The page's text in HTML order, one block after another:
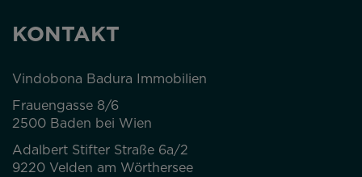
KONTAKT
Vindobona Badura Immobilien
Frauengasse 8/6
2500 Baden bei Wien
Adalbert Stifter Straße 6a/2
9220 Velden am Wörthersee